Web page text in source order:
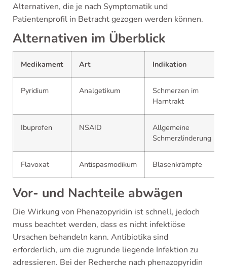
Alternativen, die je nach Symptomatik und
Patientenprofil in Betracht gezogen werden können.
Alternativen im Überblick
Medikament Art Indikation
Pyridium Analgetikum
Schmerzen im
Harntrakt
Ibuprofen NSAID
Allgemeine
Schmerzlinderung
Flavoxat Antispasmodikum Blasenkrämpfe
Vor- und Nachteile abwägen
Die Wirkung von Phenazopyridin ist schnell, jedoch
muss beachtet werden, dass es nicht infektiöse
Ursachen behandeln kann. Antibiotika sind
erforderlich, um die zugrunde liegende Infektion zu
adressieren. Bei der Recherche nach phenazopyridin